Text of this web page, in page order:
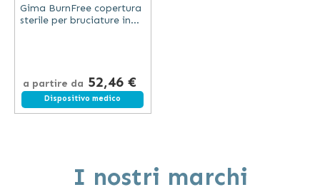
Gima BurnFree copertura
sterile per bruciature in
a partire da 52,46 €
Dispositivo medico
I nostri marchi